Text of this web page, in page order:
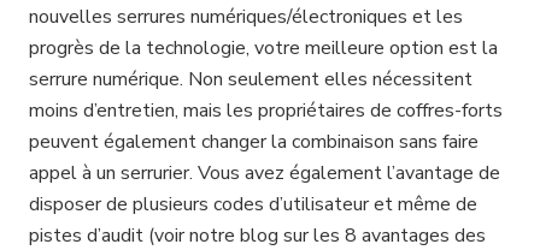
nouvelles serrures numériques/électroniques et les
progrès de la technologie, votre meilleure option est la
serrure numérique. Non seulement elles nécessitent
moins d’entretien, mais les propriétaires de coffres-forts
peuvent également changer la combinaison sans faire
appel à un serrurier. Vous avez également l’avantage de
disposer de plusieurs codes d’utilisateur et même de
pistes d’audit (voir notre blog sur les 8 avantages des